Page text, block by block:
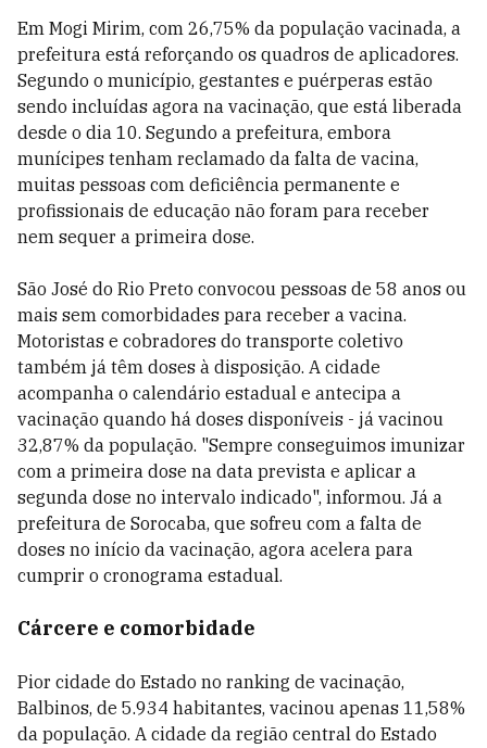
Em Mogi Mirim, com 26,75% da população vacinada, a
prefeitura está reforçando os quadros de aplicadores.
Segundo o município, gestantes e puérperas estão
sendo incluídas agora na vacinação, que está liberada
desde o dia 10. Segundo a prefeitura, embora
munícipes tenham reclamado da falta de vacina,
muitas pessoas com deficiência permanente e
profissionais de educação não foram para receber
nem sequer a primeira dose.
São José do Rio Preto convocou pessoas de 58 anos ou
mais sem comorbidades para receber a vacina.
Motoristas e cobradores do transporte coletivo
também já têm doses à disposição. A cidade
acompanha o calendário estadual e antecipa a
vacinação quando há doses disponíveis - já vacinou
32,87% da população. "Sempre conseguimos imunizar
com a primeira dose na data prevista e aplicar a
segunda dose no intervalo indicado", informou. Já a
prefeitura de Sorocaba, que sofreu com a falta de
doses no início da vacinação, agora acelera para
cumprir o cronograma estadual.
Cárcere e comorbidade
Pior cidade do Estado no ranking de vacinação,
Balbinos, de 5.934 habitantes, vacinou apenas 11,58%
da população. A cidade da região central do Estado